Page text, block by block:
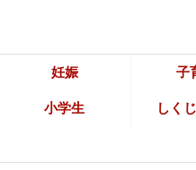
妊娠 子
小学生 しく